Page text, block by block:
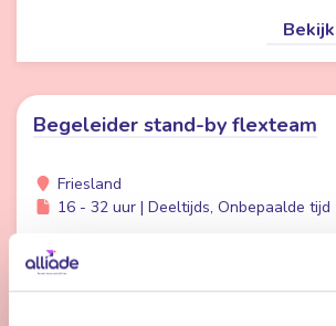
Begeleider stand-by flexteam
Friesland
16 - 32 uur | Deeltijds, Onbepaalde tijd
Wil jij meer afwisseling in je werk en
persoonlijke aandacht voor cliënten?